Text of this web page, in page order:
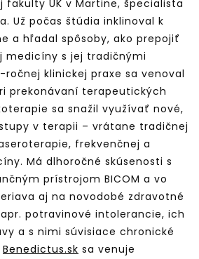
fakulty UK v Martine, špecialista
Už počas štúdia inklinoval k
a hľadal spôsoby, ako prepojiť
medicíny s jej tradičnými
ročnej klinickej praxe sa venoval
prekonávaní terapeutických
sa snažil využívať nové,
v terapii – vrátane tradičnej
frekvenčnej a
Má dlhoročné skúsenosti s
prístrojom BICOM a vo
aj na novodobé zdravotné
potravinové intolerancie, ich
a s nimi súvisiace chronické
Benedictus.sk sa venuje